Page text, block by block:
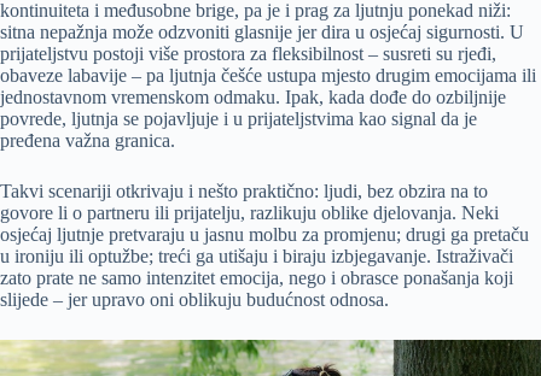
kontinuiteta i međusobne brige, pa je i prag za ljutnju ponekad niži:
sitna nepažnja može odzvoniti glasnije jer dira u osjećaj sigurnosti. U
prijateljstvu postoji više prostora za fleksibilnost – susreti su rjeđi,
obaveze labavije – pa ljutnja češće ustupa mjesto drugim emocijama ili
jednostavnom vremenskom odmaku. Ipak, kada dođe do ozbiljnije
povrede, ljutnja se pojavljuje i u prijateljstvima kao signal da je
pređena važna granica.
Takvi scenariji otkrivaju i nešto praktično: ljudi, bez obzira na to
govore li o partneru ili prijatelju, razlikuju oblike djelovanja. Neki
osjećaj ljutnje pretvaraju u jasnu molbu za promjenu; drugi ga pretaču
u ironiju ili optužbe; treći ga utišaju i biraju izbjegavanje. Istraživači
zato prate ne samo intenzitet emocija, nego i obrasce ponašanja koji
slijede – jer upravo oni oblikuju budućnost odnosa.